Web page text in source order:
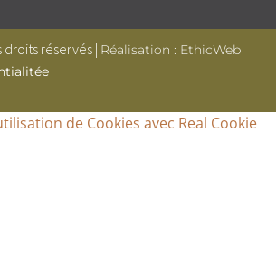
droits réservés | Réalisation : EthicWeb
de Cookies avec Real Cookie